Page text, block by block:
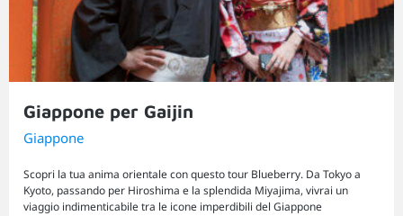
Giappone per Gaijin
Giappone
Scopri la tua anima orientale con questo tour Blueberry. Da Tokyo a
Kyoto, passando per Hiroshima e la splendida Miyajima, vivrai un
viaggio indimenticabile tra le icone imperdibili del Giappone